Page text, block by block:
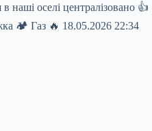
наші оселі централізовано 👍
🏕️ Газ 🔥 18.05.2026 22:34